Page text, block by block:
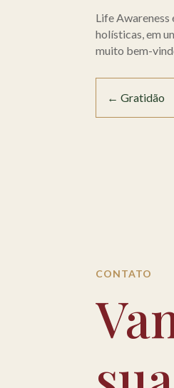
Life Awareness
holísticas, em
muito bem-
←Gratidão
CONTATO